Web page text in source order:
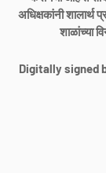
अधिक्षकांनी
शाळांच्या
Digitally signed